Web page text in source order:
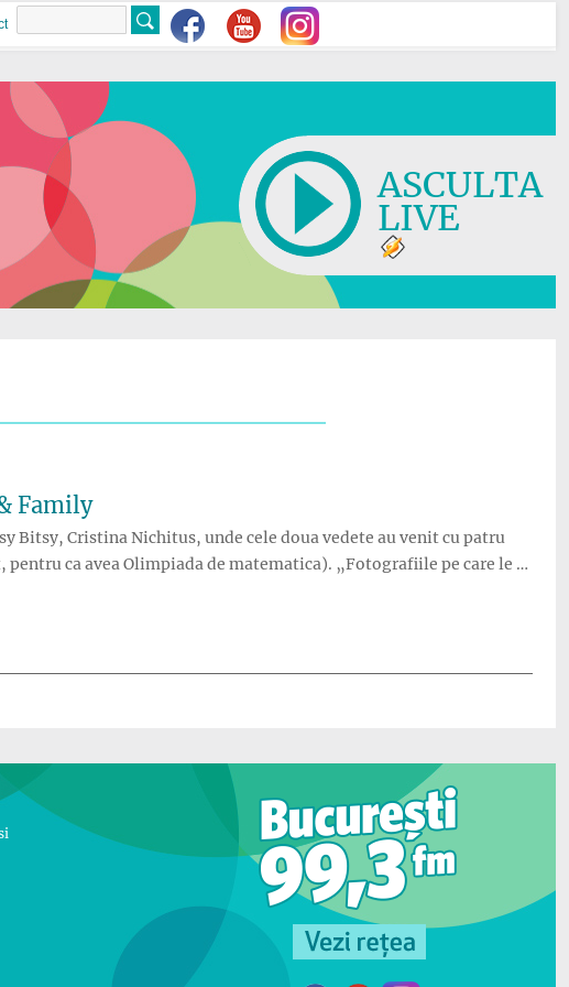
ASCULTA
LIVE
Family
Bitsy, Cristina Nichitus, unde cele doua vedete au venit cu patru
ca avea Olimpiada de matematica). „Fotografiile pe care le …